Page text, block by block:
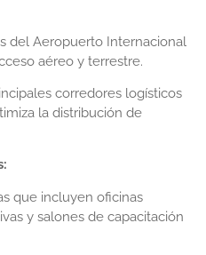
del Aeropuerto Internacional
aéreo y terrestre.
corredores logísticos
la distribución de
que incluyen oficinas
y salones de capacitación